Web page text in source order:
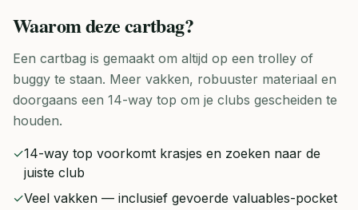
Waarom dezecartbag?
Een cartbag is gemaakt om altijd op een trolley of
buggy te staan. Meer vakken, robuuster materiaal en
doorgaans een 14-way top om je clubs gescheiden te
houden.
✓14-way top voorkomt krasjes en zoeken naar de
juiste club
✓Veel vakken — inclusief gevoerde valuables-pocket